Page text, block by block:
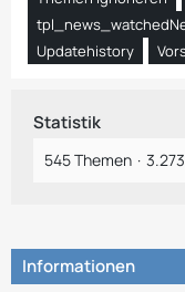
Updatehistory
Statistik
545 Themen
Informationen